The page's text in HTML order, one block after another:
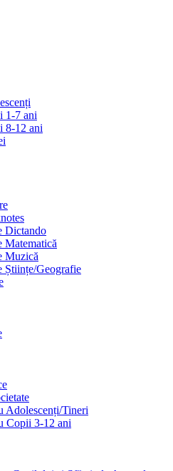
1-7 ani
8-12 ani
Dictando
Matematică
Muzică
Științe/Geografie
Adolescenți/Tineri
Copii 3-12 ani